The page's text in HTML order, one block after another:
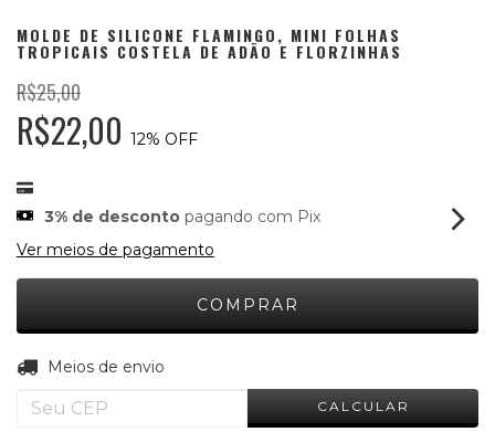
MOLDE DE SILICONE FLAMINGO, MINI FOLHAS
TROPICAIS COSTELA DE ADÃO E FLORZINHAS
R$25,00
R$22,00 12% OFF
3% de desconto pagando com Pix
Ver meios de pagamento
Entregas para o CEP:
Meios de envio
CALCULAR